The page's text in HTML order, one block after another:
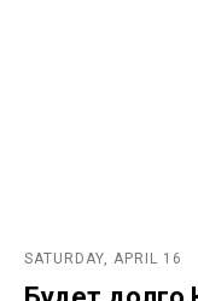
SATURDAY, APRIL 16